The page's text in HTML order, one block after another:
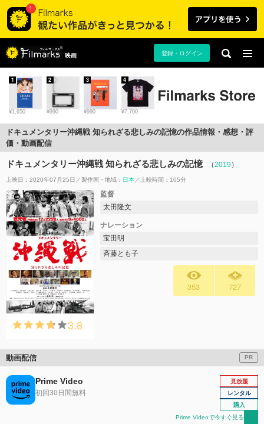
映画 登録・ログイン
¥1,650
1
¥990
2
¥990
3
¥7,700
4
ドキュメンタリー沖縄戦 知られざる悲しみの記憶の作品情報・感想・評
価・動画配信
ドキュメンタリー沖縄戦 知られざる悲しみの記憶 （2019）
上映日：2020年07月25日 製作国・地域： 日本 上映時間：105分
3.8
監督
太田隆文
ナレーション
宝田明
斉藤とも子
353 727
動画配信 PR
Prime Video
初回30日間無料
見放題
レンタル
購入
Prime Videoで今すぐ見る